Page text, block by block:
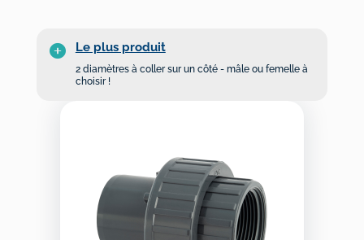
Le plus produit
2 diamètres à coller sur un côté - mâle ou femelle à
choisir !